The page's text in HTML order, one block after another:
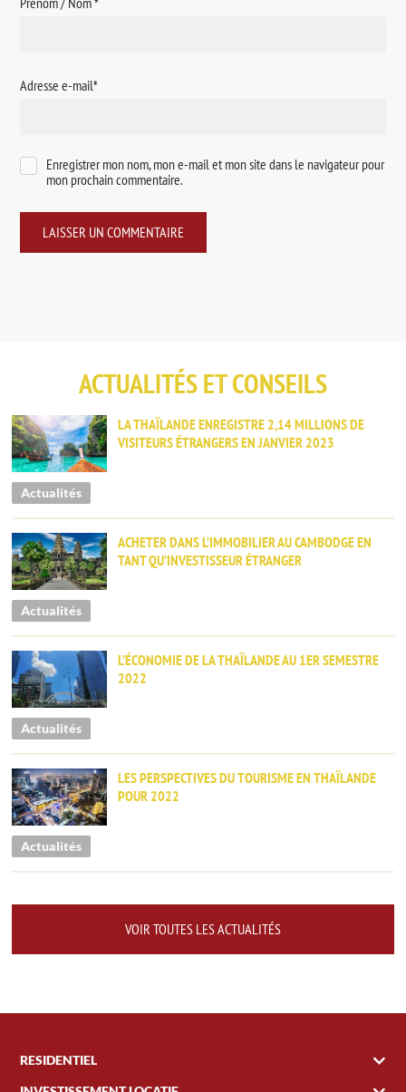
Adresse e-mail*
Enregistrer mon nom, mon e-mail et mon site dans le navigateur pour
mon prochain commentaire.
ACTUALITÉS ET CONSEILS
LA THAÏLANDE ENREGISTRE 2,14 MILLIONS DE
VISITEURS ÉTRANGERS EN JANVIER 2023
Actualités
ACHETER DANS L’IMMOBILIER AU CAMBODGE EN
TANT QU’INVESTISSEUR ÉTRANGER
Actualités
L’ÉCONOMIE DE LA THAÏLANDE AU 1ER SEMESTRE
2022
Actualités
LES PERSPECTIVES DU TOURISME EN THAÏLANDE
POUR 2022
Actualités
VOIR TOUTES LES ACTUALITÉS
RESIDENTIEL